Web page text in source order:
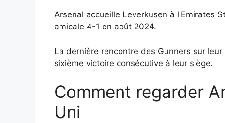
Arsenal accueille Leverkusen à l'Emirates
amicale 4-1 en août 2024.
La dernière rencontre des Gunners sur
sixième victoire consécutive à leur siège.
Comment regarder
Uni